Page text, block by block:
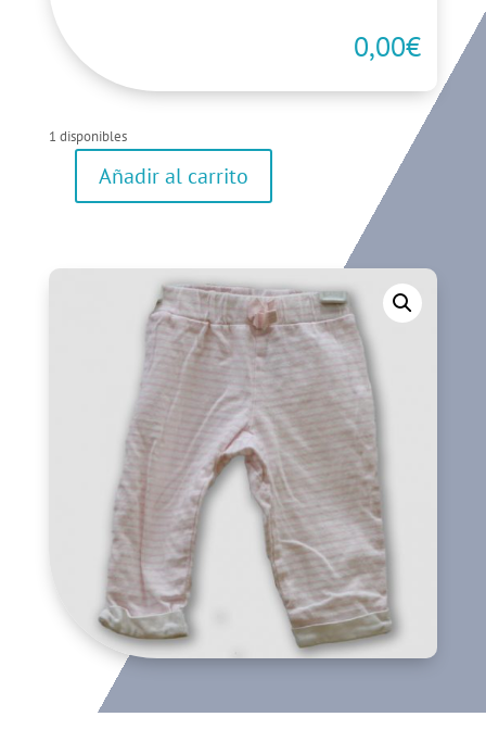
0,00€
1 disponibles
PantalonAñadir al carrito